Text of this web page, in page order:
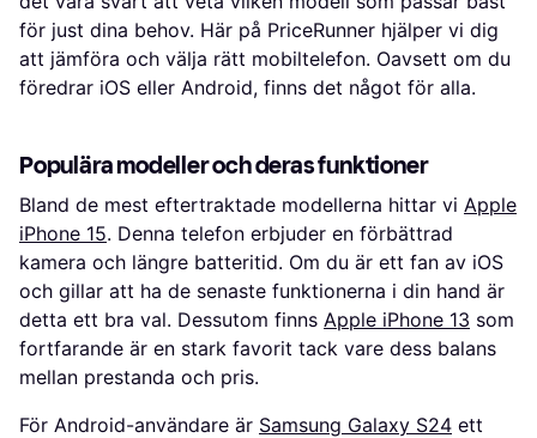
för just dina behov. Här på PriceRunner hjälper vi dig
att jämföra och välja rätt mobiltelefon. Oavsett om du
föredrar iOS eller Android, finns det något för alla.
Populära modeller och deras funktioner
Bland de mest eftertraktade modellerna hittar vi Apple
iPhone 15. Denna telefon erbjuder en förbättrad
kamera och längre batteritid. Om du är ett fan av iOS
och gillar att ha de senaste funktionerna i din hand är
detta ett bra val. Dessutom finns Apple iPhone 13 som
fortfarande är en stark favorit tack vare dess balans
mellan prestanda och pris.
För Android-användare är Samsung Galaxy S24 ett